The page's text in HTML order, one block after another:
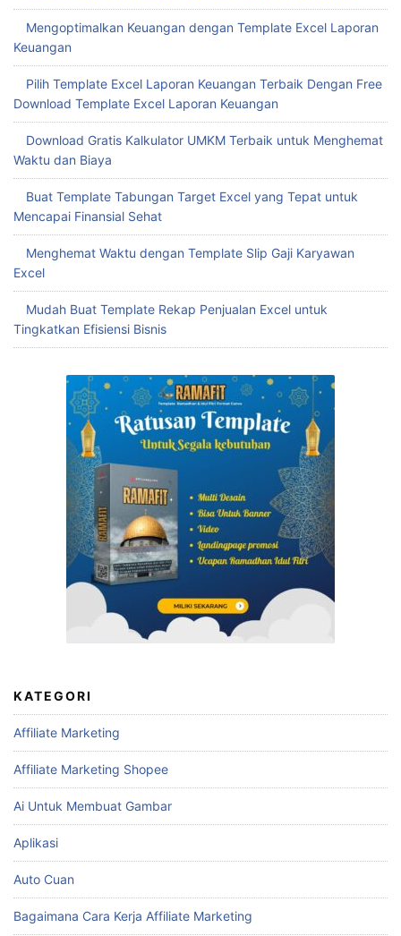
Mengoptimalkan Keuangan dengan Template Excel Laporan
Keuangan
Pilih Template Excel Laporan Keuangan Terbaik Dengan Free
Download Template Excel Laporan Keuangan
Download Gratis Kalkulator UMKM Terbaik untuk Menghemat
Waktu dan Biaya
Buat Template Tabungan Target Excel yang Tepat untuk
Mencapai Finansial Sehat
Menghemat Waktu dengan Template Slip Gaji Karyawan
Excel
Mudah Buat Template Rekap Penjualan Excel untuk
Tingkatkan Efisiensi Bisnis
KATEGORI
Affiliate Marketing
Affiliate Marketing Shopee
Ai Untuk Membuat Gambar
Aplikasi
Auto Cuan
Bagaimana Cara Kerja Affiliate Marketing